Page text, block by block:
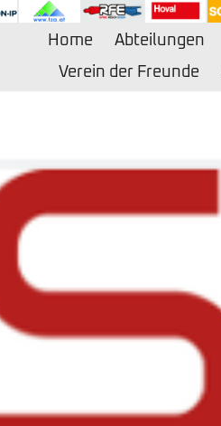
Home Abteilungen
Verein der Freunde